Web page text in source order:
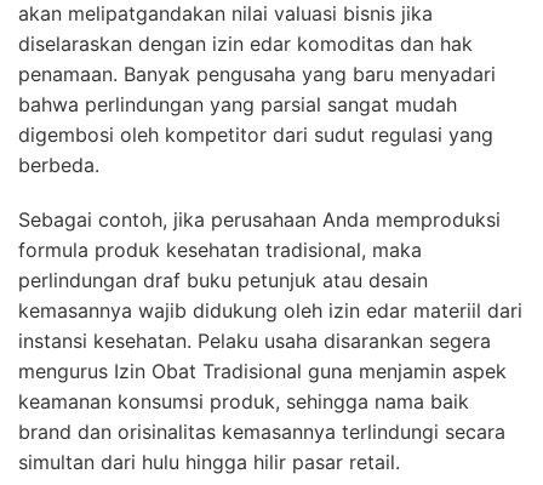
akan melipatgandakan nilai valuasi bisnis jika
diselaraskan dengan izin edar komoditas dan hak
penamaan. Banyak pengusaha yang baru menyadari
bahwa perlindungan yang parsial sangat mudah
digembosi oleh kompetitor dari sudut regulasi yang
berbeda.
Sebagai contoh, jika perusahaan Anda memproduksi
formula produk kesehatan tradisional, maka
perlindungan draf buku petunjuk atau desain
kemasannya wajib didukung oleh izin edar materiil dari
instansi kesehatan. Pelaku usaha disarankan segera
mengurus Izin Obat Tradisional guna menjamin aspek
keamanan konsumsi produk, sehingga nama baik
brand dan orisinalitas kemasannya terlindungi secara
simultan dari hulu hingga hilir pasar retail.